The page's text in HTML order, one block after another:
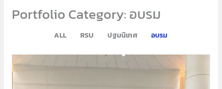
Portfolio Category: อบรม
ALL RSU ปฐมนิเทศ อบรม